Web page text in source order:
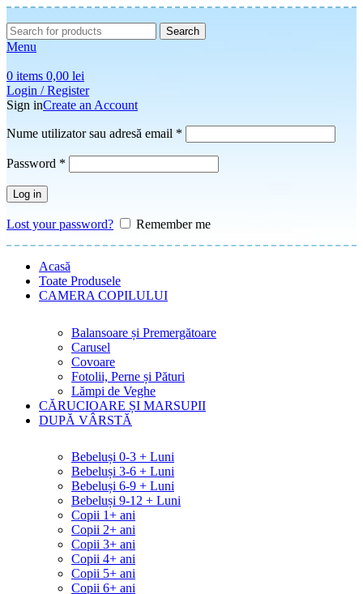
Search
Menu
0 items 0,00 lei
Login / Register
Sign inCreate an Account
Nume utilizator sau adresă email *
Password *
Log in
Lost your password? Remember me
Acasă
Toate Produsele
CAMERA COPILULUI
Balansoare și Premergătoare
Carusel
Covoare
Fotolii, Perne și Pături
Lămpi de Veghe
CĂRUCIOARE ȘI MARSUPII
DUPĂ VÂRSTĂ
Bebeluși 0-3 + Luni
Bebeluși 3-6 + Luni
Bebeluși 6-9 + Luni
Bebeluși 9-12 + Luni
Copii 1+ ani
Copii 2+ ani
Copii 3+ ani
Copii 4+ ani
Copii 5+ ani
Copii 6+ ani